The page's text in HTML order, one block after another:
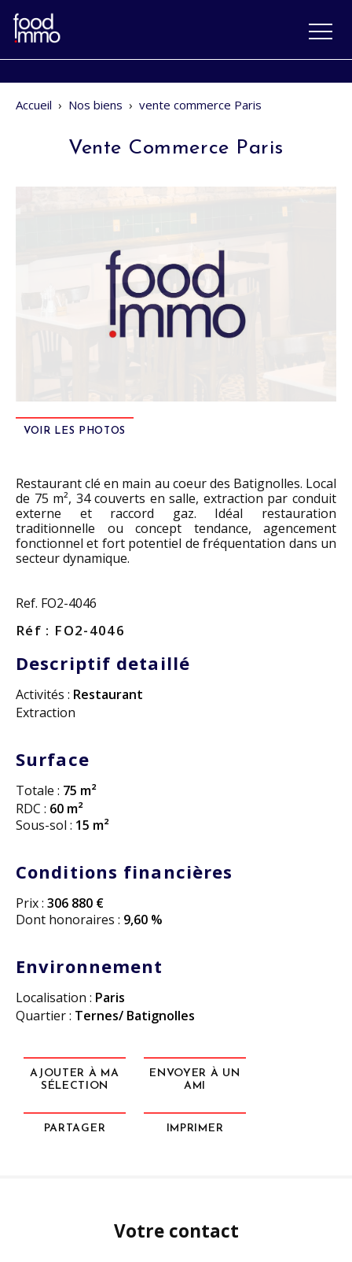
Accueil › Nos biens › vente commerce Paris
Vente Commerce Paris
VOIR LES PHOTOS
Restaurant clé en main au coeur des Batignolles. Local
de 75 m², 34 couverts en salle, extraction par conduit
externe et raccord gaz. Idéal restauration
traditionnelle ou concept tendance, agencement
fonctionnel et fort potentiel de fréquentation dans un
secteur dynamique.
Ref. FO2-4046
Réf : FO2-4046
Descriptif detaillé
Activités : Restaurant
Extraction
Surface
Totale : 75 m²
RDC : 60 m²
Sous-sol : 15 m²
Conditions financières
Prix : 306 880 €
Dont honoraires : 9,60 %
Environnement
Localisation : Paris
Quartier : Ternes/ Batignolles
AJOUTER À MA
SÉLECTION
ENVOYER À UN
AMI
PARTAGER IMPRIMER
Votre contact